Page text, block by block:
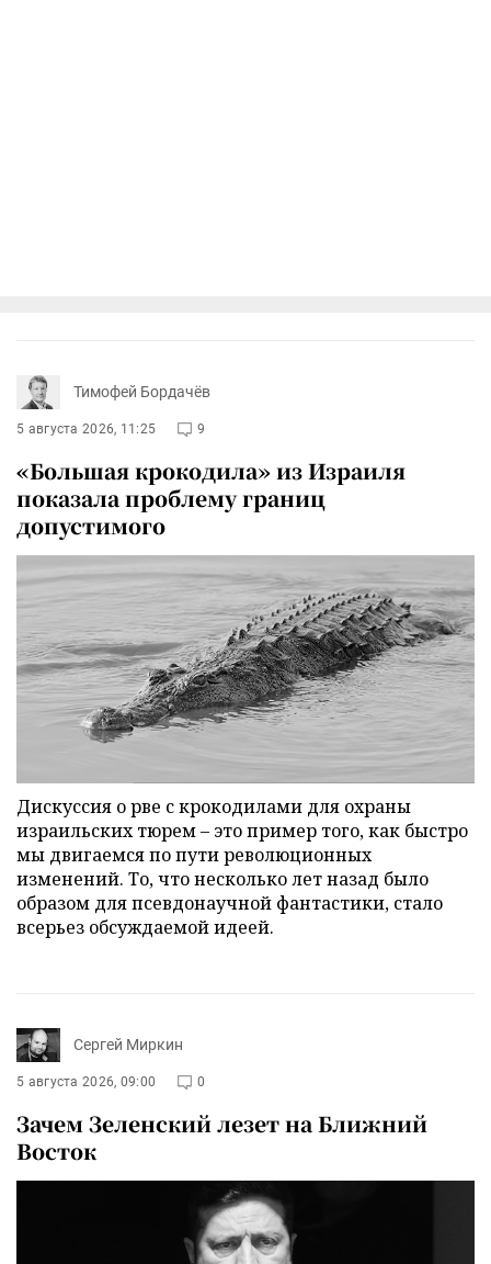
Тимофей Бордачёв
5 августа 2026, 11:25 9
«Большая крокодила» из Израиля
показала проблему границ
допустимого
Дискуссия о рве с крокодилами для охраны
израильских тюрем – это пример того, как быстро
мы двигаемся по пути революционных
изменений. То, что несколько лет назад было
образом для псевдонаучной фантастики, стало
всерьез обсуждаемой идеей.
Сергей Миркин
5 августа 2026, 09:00 0
Зачем Зеленский лезет на Ближний
Восток